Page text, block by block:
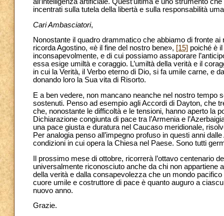
incentrati sulla tutela della libertà e sulla responsabilità
Cari Ambasciatori,
Nonostante il quadro drammatico che abbiamo di fronte
ricorda Agostino, «è il fine del nostro bene», [15] poiché è
inconsapevolmente, e di cui possiamo assaporare
essa esige umiltà e coraggio. L’umiltà della verità e il
in cui la Verità, il Verbo eterno di Dio, si fa umile carne, e
donando loro la Sua vita di Risorto.
E a ben vedere, non mancano neanche nel nostro
sostenuti. Penso ad esempio agli Accordi di Dayton, che
che, nonostante le difficoltà e le tensioni, hanno aperto la
Dichiarazione congiunta di pace tra l’Armenia e
una pace giusta e duratura nel Caucaso meridionale,
Per analogia penso all’impegno profuso in questi anni
condizioni in cui opera la Chiesa nel Paese. Sono tutti
Il prossimo mese di ottobre, ricorrerà l’ottavo centenario
universalmente riconosciuto anche da chi non appartiene
della verità e dalla consapevolezza che un mondo
cuore umile e costruttore di pace è quanto auguro a
nuovo anno.
Grazie.